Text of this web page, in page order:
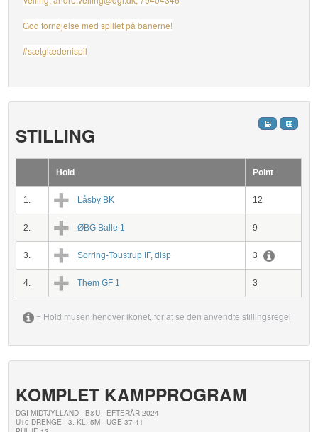
God fornøjelse med spillet på banerne!
#sætglædenispil
STILLING
Hold Point
1. Låsby BK 12
2. ØBG Balle 1 9
3. Sorring-Toustrup IF, disp 3
4. Them GF 1 3
= Hold musen henover ikonet, for at se den anvendte stillingsregel
KOMPLET KAMPPROGRAM
DGI MIDTJYLLAND - B&U - EFTERÅR 2024
U10 DRENGE - 3. KL. 5M - UGE 37-41